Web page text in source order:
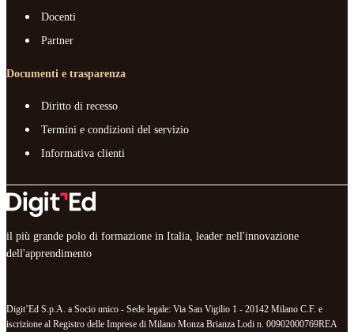
Docenti
Partner
Documenti e trasparenza
Diritto di recesso
Termini e condizioni del servizio
Informativa clienti
il più grande polo di formazione in Italia, leader nell'innovazione
dell'apprendimento
Digit’Ed S.p.A. a Socio unico - Sede legale: Via San Vigilio 1 - 20142 Milano C.F. e
iscrizione al Registro delle Imprese di Milano Monza Brianza Lodi n. 00902000769REA